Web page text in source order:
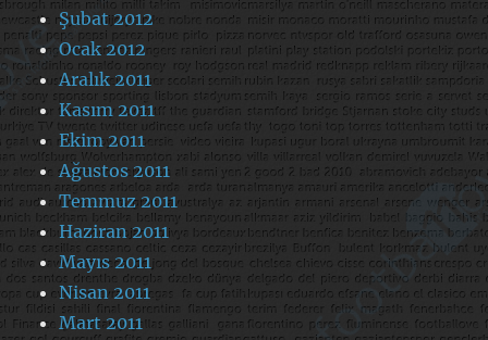
Şubat 2012
Ocak 2012
Aralık 2011
Kasım 2011
Ekim 2011
Ağustos 2011
Temmuz 2011
Haziran 2011
Mayıs 2011
Nisan 2011
Mart 2011